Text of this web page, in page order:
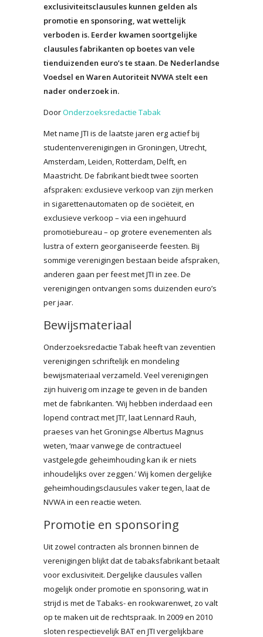
exclusiviteitsclausules kunnen gelden als
promotie en sponsoring, wat wettelijk
verboden is. Eerder kwamen soortgelijke
clausules fabrikanten op boetes van vele
tienduizenden euro’s te staan. De Nederlandse
Voedsel en Waren Autoriteit NVWA stelt een
nader onderzoek in.
DoorOnderzoeksredactie Tabak
Met name JTI is de laatste jaren erg actief bij
studentenverenigingen in Groningen, Utrecht,
Amsterdam, Leiden, Rotterdam, Delft, en
Maastricht. De fabrikant biedt twee soorten
afspraken: exclusieve verkoop van zijn merken
in sigarettenautomaten op de sociëteit, en
exclusieve verkoop – via een ingehuurd
promotiebureau – op grotere evenementen als
lustra of extern georganiseerde feesten. Bij
sommige verenigingen bestaan beide afspraken,
anderen gaan per feest met JTI in zee. De
verenigingen ontvangen soms duizenden euro’s
per jaar.
Bewijsmateriaal
Onderzoeksredactie Tabak heeft van zeventien
verenigingen schriftelijk en mondeling
bewijsmateriaal verzameld. Veel verenigingen
zijn huiverig om inzage te geven in de banden
met de fabrikanten. ‘Wij hebben inderdaad een
lopend contract met JTI’, laat Lennard Rauh,
praeses van het Groningse Albertus Magnus
weten, ‘maar vanwege de contractueel
vastgelegde geheimhouding kan ik er niets
inhoudelijks over zeggen.’ Wij komen dergelijke
geheimhoudingsclausules vaker tegen, laat de
NVWA in een reactie weten.
Promotie en sponsoring
Uit zowel contracten als bronnen binnen de
verenigingen blijkt dat de tabaksfabrikant betaalt
voor exclusiviteit. Dergelijke clausules vallen
mogelijk onder promotie en sponsoring, wat in
strijd is met de Tabaks- en rookwarenwet, zo valt
op te maken uit de rechtspraak. In 2009 en 2010
sloten respectievelijk BAT en JTI vergelijkbare